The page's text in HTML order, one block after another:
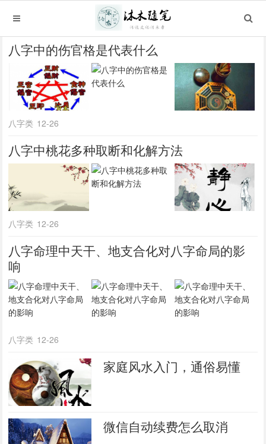
八字中的伤官格是代表什么
八字类 12-26
八字中桃花多种取断和化解方法
八字类 12-26
八字命理中天干、地支合化对八字命局的影
响
八字类 12-26
家庭风水入门，通俗易懂
微信自动续费怎么取消